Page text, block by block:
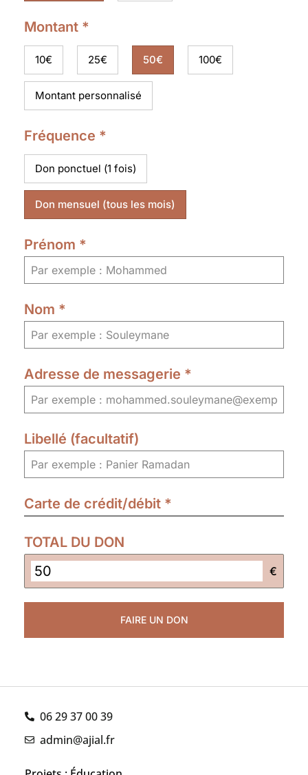
Montant *
10€ 25€ 50€ 100€
Montant personnalisé
Fréquence *
Don ponctuel (1 fois)
Don mensuel (tous les mois)
Prénom *
Nom *
Adresse de messagerie *
Libellé (facultatif)
Carte de crédit/débit *
TOTAL DU DON
€
FAIRE UN DON
06 29 37 00 39
admin@ajial.fr